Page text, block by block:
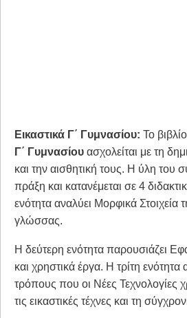
Εικαστικά Γ΄ Γυμνασίου: Το
Γ΄ Γυμνασίου ασχολείται με τη
και την αισθητική τους. Η ύλη του
πράξη και κατανέμεται σε 4
ενότητα αναλύει Μορφικά Στοιχεία
γλώσσας.
Η δεύτερη ενότητα παρουσιάζει
και χρηστικά έργα. Η τρίτη ενότητα
τρόπους που οι Νέες Τεχνολογίες
τις εικαστικές τέχνες και τη